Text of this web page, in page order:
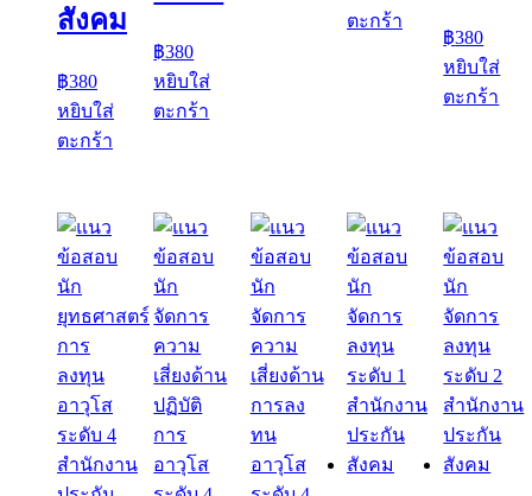
สังคม
฿380
หยิบใส่
ตะกร้า
฿380
หยิบใส่
ตะกร้า
ตะกร้า
฿380
หยิบใส่
ตะกร้า